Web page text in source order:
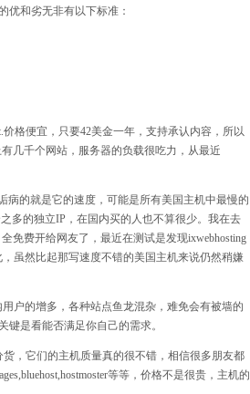
优和劣无非有以下标准：
格便宜，只要42美金一年，支持承认内容，所以
几千个网站，服务器的负载很吃力，从最近
病的就是它的速度，可能是所有美国主机中最慢的
多的独立IP，在国内买的人也不算很少。我在去
免费开给网友了，最近在测试是发现ixwebhosting
虽然比起那写速度不错的美国主机来说仍然稍嫌
用户的增多，各种站点鱼龙混杂，难免会有被墙的
是看能否满足你自己的需求。
货，它们的主机质量真的很不错，相信很多朋友都
等等，价格不是很贵，主机的